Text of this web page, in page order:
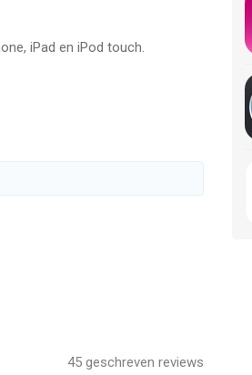
iPad en iPod touch.
45 geschreven reviews